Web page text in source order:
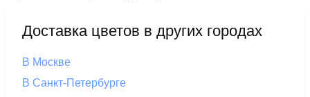
Доставка цветов в других городах
В Москве
В Санкт-Петербурге